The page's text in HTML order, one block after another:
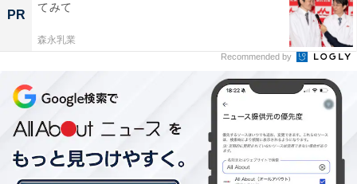
PR
てみて
森永乳業
Recommended by